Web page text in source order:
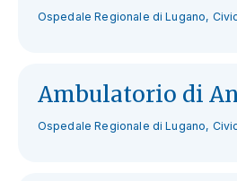
Ospedale Regionale di Lugano,
Ambulatorio di
Ospedale Regionale di Lugano,